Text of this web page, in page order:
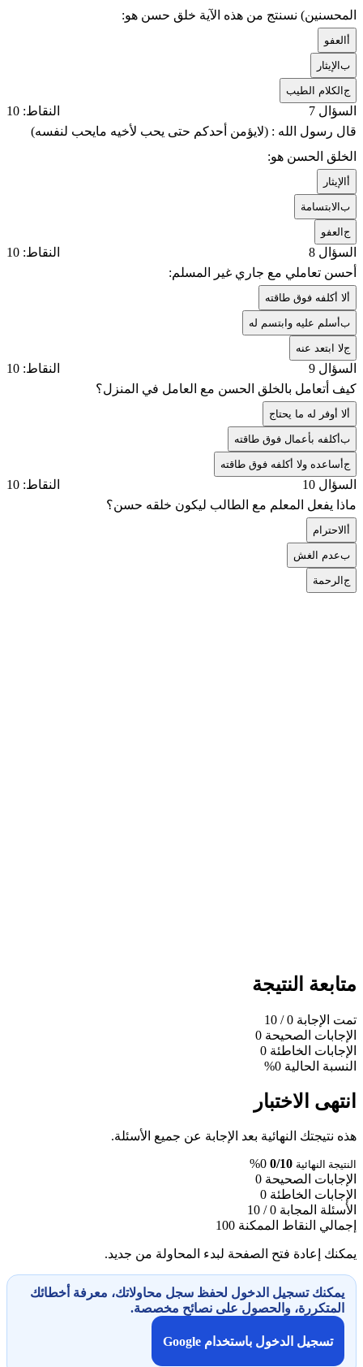
المحسنين) نسنتج من هذه الآية خلق حسن هو:
العفو
بالإيثار
جالكلام الطيب
السؤال 7
النقاط: 10
قال رسول الله : (لايؤمن أحدكم حتى يحب لأخيه مايحب لنفسه)
الخلق الحسن هو:
الإيثار
بالابتسامة
جالعفو
السؤال 8
النقاط: 10
أحسن تعاملي مع جاري غير المسلم:
لا أكلفه فوق طاقته
بأسلم عليه وابتسم له
جلا ابتعد عنه
السؤال 9
النقاط: 10
كيف أتعامل بالخلق الحسن مع العامل في المنزل؟
لا أوفر له ما يحتاج
بأكلفه بأعمال فوق طاقته
جأساعده ولا أكلفه فوق طاقته
السؤال 10
النقاط: 10
ماذا يفعل المعلم مع الطالب ليكون خلقه حسن؟
الاحترام
بعدم الغش
جالرحمة
متابعة النتيجة
تمت الإجابة 0
/ 10
الإجابات الصحيحة 0
الإجابات الخاطئة 0
النسبة الحالية 0%
انتهى الاختبار
هذه نتيجتك النهائية بعد الإجابة عن جميع الأسئلة.
النتيجة النهائية 0/10
0%
الإجابات الصحيحة 0
الإجابات الخاطئة 0
الأسئلة المجابة 0 / 10
إجمالي النقاط الممكنة 100
يمكنك إعادة فتح الصفحة لبدء المحاولة من جديد.
يمكنك تسجيل الدخول لحفظ سجل محاولاتك، معرفة أخطائك
المتكررة، والحصول على نصائح مخصصة.
تسجيل الدخول باستخدام Google